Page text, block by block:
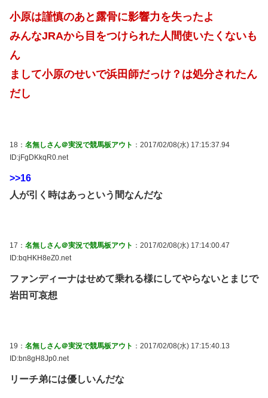
小原は謹慎のあと露骨に影響力を失ったよ
みんなJRAから目をつけられた人間使いたくないも
ん
まして小原のせいで浜田師だっけ？は処分されたん
だし
18： 名無しさん＠実況で競馬板アウト ：2017/02/08(水) 17:15:37.94
ID:jFgDKkqR0.net
>>16
人が引く時はあっという間なんだな
17： 名無しさん＠実況で競馬板アウト ：2017/02/08(水) 17:14:00.47
ID:bqHKH8eZ0.net
ファンディーナはせめて乗れる様にしてやらないとまじで
岩田可哀想
19： 名無しさん＠実況で競馬板アウト ：2017/02/08(水) 17:15:40.13
ID:bn8gH8Jp0.net
リーチ弟には優しいんだな